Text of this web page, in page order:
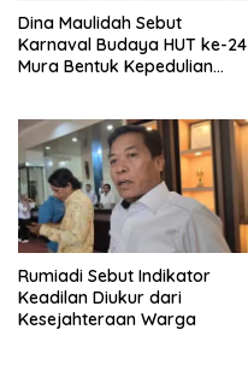
Dina Maulidah Sebut
Karnaval Budaya HUT ke-24
Mura Bentuk Kepedulian
Rumiadi Sebut Indikator
Keadilan Diukur dari
Kesejahteraan Warga